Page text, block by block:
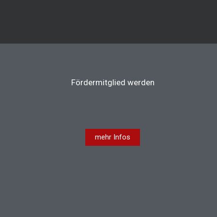
Fördermitglied werden
mehr Infos